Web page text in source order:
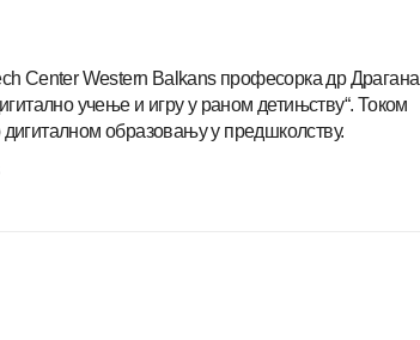
Center Western Balkans професорка др Драгана
учење и игру у раном детињству“. Током
образовању у предшколству.